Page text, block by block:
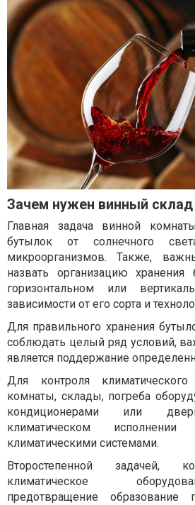
Зачем нужен винный склад
Главная задача винной
бутылок от солнечного
микроорганизмов. Также,
назвать организацию
горизонтальном или
зависимости от его сорта и
Для правильного хранения
соблюдать целый ряд условий,
является поддержание
Для контроля
комнаты, склады, погреба
кондиционерами или
климатическом
климатическими системами.
Второстепенной задачей,
климатическое
предотвращение образование